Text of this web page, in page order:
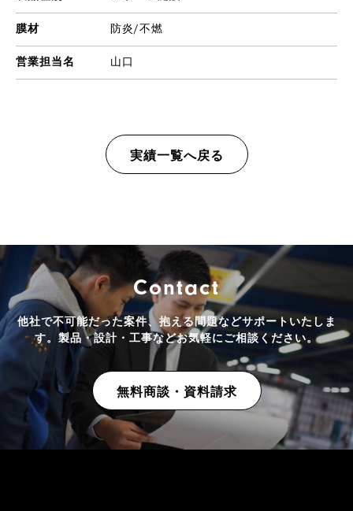
膜材 防炎/不燃
営業担当名 山口
実績一覧へ戻る
Contact
他社で不可能だった案件、抱える問題などサポートいたしま
す。 製品・設計・工事などお気軽にご相談ください。
無料商談・資料請求